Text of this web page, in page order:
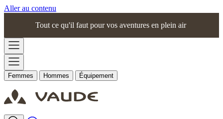
Aller au contenu
Tout ce qu'il faut pour vos aventures en plein air
Femmes Hommes Équipement